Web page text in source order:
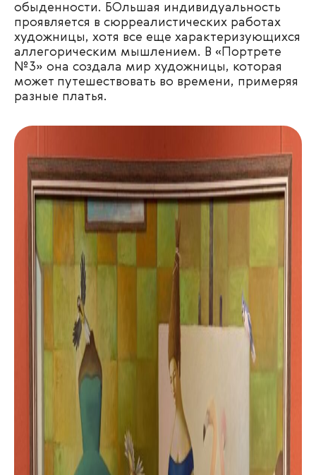
обыденности. БОльшая индивидуальность
проявляется в сюрреалистических работах
художницы, хотя все еще характеризующихся
аллегорическим мышлением. В «Портрете
№3» она создала мир художницы, которая
может путешествовать во времени, примеряя
разные платья.